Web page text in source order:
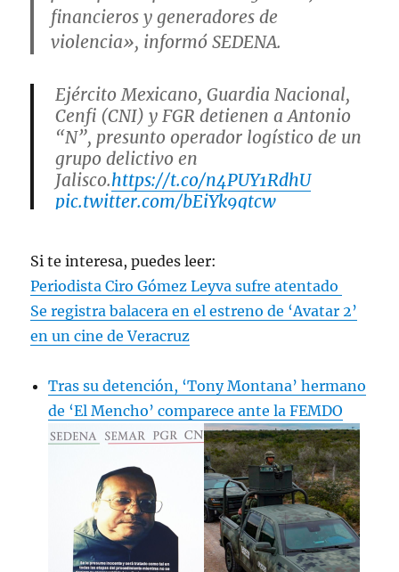
financieros y generadores de
violencia», informó SEDENA.
Ejército Mexicano, Guardia Nacional,
Cenfi (CNI) y FGR detienen a Antonio
“N”, presunto operador logístico de un
grupo delictivo en
Jalisco.https://t.co/n4PUY1RdhU
pic.twitter.com/bEiYk9gtcw
December 20, 2022
Si te interesa, puedes leer:
Periodista Ciro Gómez Leyva sufre atentado
Se registra balacera en el estreno de ‘Avatar 2’
en un cine de Veracruz
Tras su detención, ‘Tony Montana’ hermano
de ‘El Mencho’ comparece ante la FEMDO